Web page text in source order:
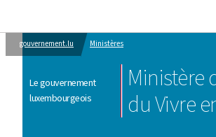
gouvernement.lu Ministères
Le gouvernement
luxembourgeois
Ministère
du Vivre